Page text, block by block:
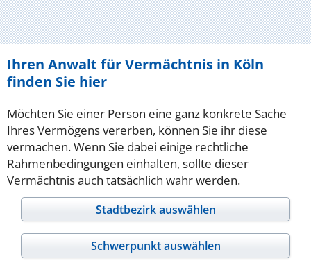
Ihren Anwalt für Vermächtnis in Köln
finden Sie hier
Möchten Sie einer Person eine ganz konkrete Sache
Ihres Vermögens vererben, können Sie ihr diese
vermachen. Wenn Sie dabei einige rechtliche
Rahmenbedingungen einhalten, sollte dieser
Vermächtnis auch tatsächlich wahr werden.
Stadtbezirk auswählen
Schwerpunkt auswählen